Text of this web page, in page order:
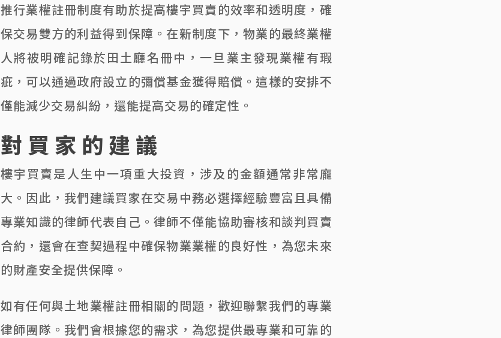
推行業權註冊制度有助於提高樓宇買賣的效率和透明度，確
保交易雙方的利益得到保障。在新制度下，物業的最終業權
人將被明確記錄於田土廳名冊中，一旦業主發現業權有瑕
疵，可以通過政府設立的彌償基金獲得賠償。這樣的安排不
僅能減少交易糾紛，還能提高交易的確定性。
對買家的建議
樓宇買賣是人生中一項重大投資，涉及的金額通常非常龐
大。因此，我們建議買家在交易中務必選擇經驗豐富且具備
專業知識的律師代表自己。律師不僅能協助審核和談判買賣
合約，還會在查契過程中確保物業業權的良好性，為您未來
的財產安全提供保障。
如有任何與土地業權註冊相關的問題，歡迎聯繫我們的專業
律師團隊。我們會根據您的需求，為您提供最專業和可靠的